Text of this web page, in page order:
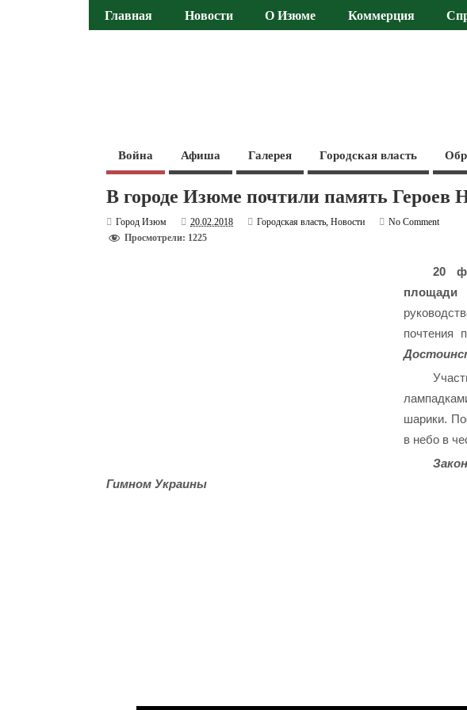
Главная Новости О Изюме Коммерция
Война Афиша Галерея Городская власть
В городе Изюме почтили память Героев
Город Изюм 20.02.2018 Городская власть,Новости
No Comment
Просмотрели: 1225
20
почтения
шарики.
в небо в
Гимном Украины